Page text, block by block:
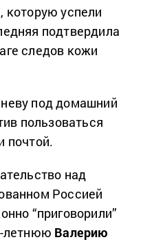
которую успели
подтвердила
следов кожи
под домашний
пользоваться
почтой.
над
Россией
“приговорили”
летнюю Валерию